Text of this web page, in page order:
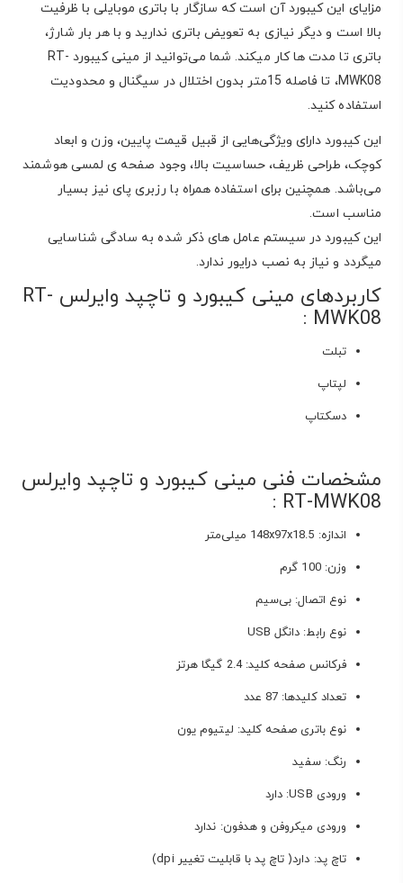
مزایای این کیبورد آن است که سازگار با باتری موبایلی با ظرفیت
بالا است و دیگر نیازی به تعویض باتری ندارید و با هر بار شارژ،
باتری تا مدت ها کار میکند. شما می‌توانید از مینی کیبورد RT-
MWK08، تا فاصله 15متر بدون اختلال در سیگنال و محدودیت
استفاده کنید.
این کیبورد دارای ویژگی‌هایی از قبیل قیمت پایین، وزن و ابعاد
کوچک، طراحی ظریف، حساسیت بالا، وجود صفحه ی لمسی هوشمند
می‌باشد. همچنین برای استفاده همراه با رزبری پای نیز بسیار
مناسب است.
این کیبورد در سیستم عامل های ذکر شده به سادگی شناسایی
میگردد و نیاز به نصب درایور ندارد.
کاربردهای مینی کیبورد و تاچپد وایرلس RT-
MWK08 :
تبلت
لپتاپ
دسکتاپ
مشخصات فنی مینی کیبورد و تاچپد وایرلس
RT-MWK08 :
اندازه: 148x97x18.5 میلی‌متر
وزن: 100 گرم
نوع اتصال: بی‌سیم
نوع رابط: دانگل USB
فرکانس صفحه کلید: 2.4 گیگا هرتز
تعداد کلیدها: 87 عدد
نوع باتری صفحه کلید: لیتیوم یون
رنگ: سفید
ورودی USB: دارد
ورودی میکروفن و هدفون: ندارد
تاچ پد: دارد( تاچ پد با قابلیت تغییر dpi)